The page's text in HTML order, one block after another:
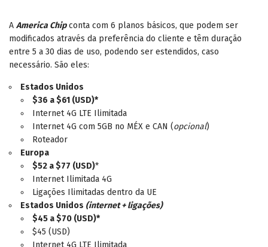
A America Chipconta com 6 planos básicos, que podem ser
modificados através da preferência do cliente e têm duração
entre 5 a 30 dias de uso, podendo ser estendidos, caso
necessário. São eles:
Estados Unidos
$36 a $61 (USD)*
Internet 4G LTE Ilimitada
Internet 4G com 5GB no MÉX e CAN (opcional)
Roteador
Europa
$52 a $77 (USD)*
Internet Ilimitada 4G
Ligações Ilimitadas dentro da UE
Estados Unidos (internet + ligações)
$45 a $70 (USD)*
$45 (USD)
Internet 4G LTE Ilimitada